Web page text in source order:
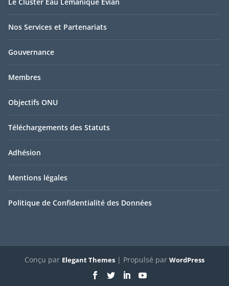
Nos Services et Partenariats
Gouvernance
Membres
Objectifs ONU
Téléchargements des Statuts
Adhésion
Mentions légales
Politique de Confidentialité des Données
Conçu par Elegant Themes | Propulsé par WordPress